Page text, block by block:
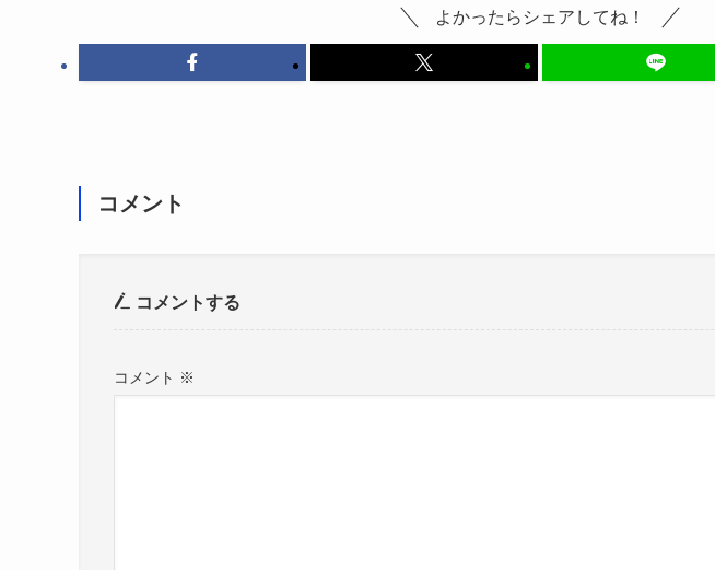
よかったらシェアしてね！
コメント
コメントする
コメント ※